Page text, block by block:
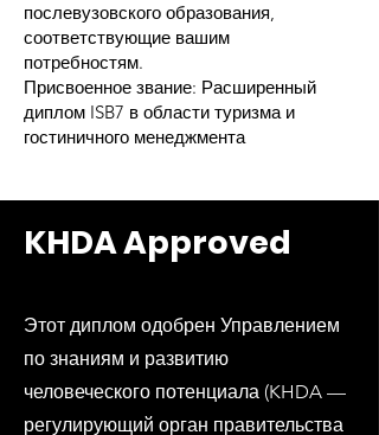
послевузовского образования,
соответствующие вашим
потребностям.
Присвоенное звание: Расширенный
диплом ISB7 в области туризма и
гостиничного менеджмента
KHDA Approved
Этот диплом одобрен Управлением
по знаниям и развитию
человеческого потенциала (KHDA —
регулирующий орган правительства